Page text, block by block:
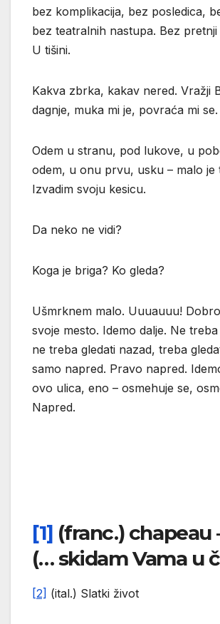
bez komplikacija, bez posledica,
bez teatralnih nastupa. Bez pretnji
U tišini.
Kakva zbrka, kakav nered. Vražji
dagnje, muka mi je, povraća mi se.
Odem u stranu, pod lukove, u
odem, u onu prvu, usku – malo je
Izvadim svoju kesicu.
Da neko ne vidi?
Koga je briga? Ko gleda?
Ušmrknem malo. Uuuauuu!
svoje mesto. Idemo dalje. Ne
ne treba gledati nazad, treba
samo napred. Pravo napred.
ovo ulica, eno – osmehuje se,
Napred.
[1] (franc.) chapeau
(… skidam Vama u
[2] (ital.) Slatki život